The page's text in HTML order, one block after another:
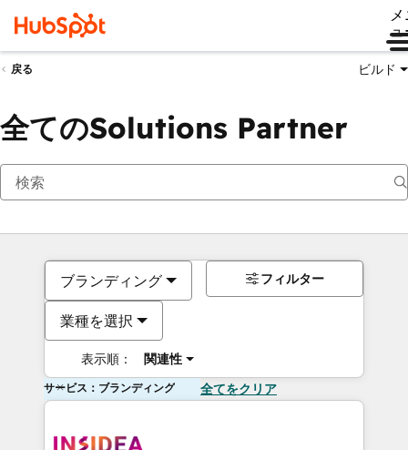
ュ
戻る ビルド
全てのSolutions Partner
ブランディング
業種を選択
表示順： 関連性
フィルター
サービス：ブランディング 全てをクリア